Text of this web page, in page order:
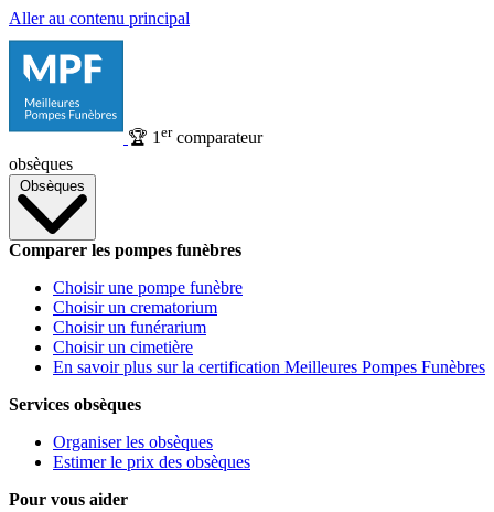
Aller au contenu principal
🏆 1 ercomparateur
obsèques
Obsèques
Comparer les pompes funèbres
Choisir une pompe funèbre
Choisir un crematorium
Choisir un funérarium
Choisir un cimetière
En savoir plus sur la certification Meilleures Pompes Funèbres
Services obsèques
Organiser les obsèques
Estimer le prix des obsèques
Pour vous aider